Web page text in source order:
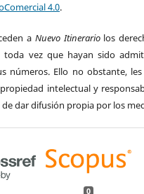
4.0.
a Nuevo Itinerariolos
toda vez que hayan sido
números. Ello no obstante,
intelectual y
dar difusión propia por los
0